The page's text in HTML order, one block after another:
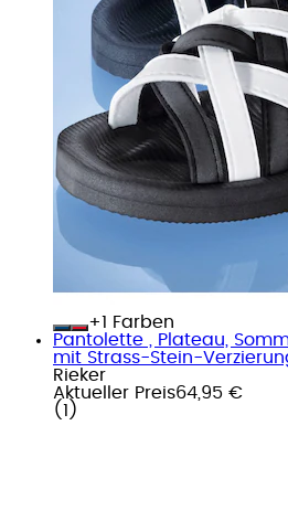
+
Farben
Pantolette , Plateau,
mit Strass-Stein-
Rieker
Aktueller Preis64,95 €
( 1 )